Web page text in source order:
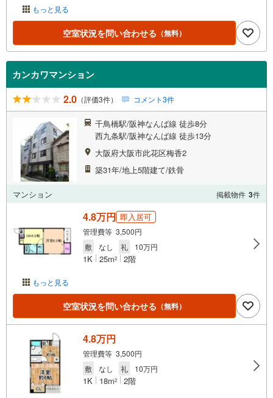
もっと見る
空室状況を問い合わせる （無料）
カンカワマンション
2.0 （評価3件） コメント3件
千鳥橋駅/阪神なんば線 徒歩8分
西九条駅/阪神なんば線 徒歩13分
大阪府大阪市此花区梅香2
築31年/地上5階建て/鉄骨
マンション 掲載物件 3件
もっと見る
4.8万円 即入居可
管理費等 3,500円
敷
なし 礼 10万円
1K 25m2 2階
空室状況を問い合わせる （無料）
4.8万円
管理費等 3,500円
敷
なし 礼 10万円
1K 18m2 2階